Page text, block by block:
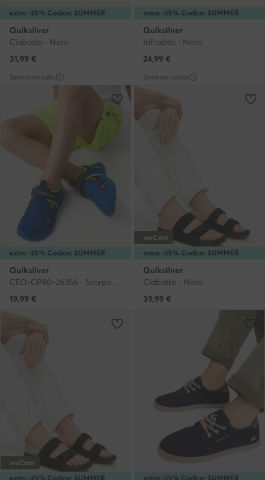
extra -25% Codice: SUMMER
Quiksilver
Ciabatte · Nero
31,99 €
extra -25% Codice: SUMMER
Quiksilver
Infradito · Nero
24,99 €
Sponsorizzato
extra -25% Codice: SUMMER
Quiksilver
CEO-CP80-26356 · Scarpe per sport acquatici
19,99 €
Sponsorizzato
extra -25% Codice: SUMMER
weCare
Quiksilver
Ciabatte · Nero
39,99 €
extra -25% Codice: SUMMER
weCare
extra -25% Codice: SUMMER